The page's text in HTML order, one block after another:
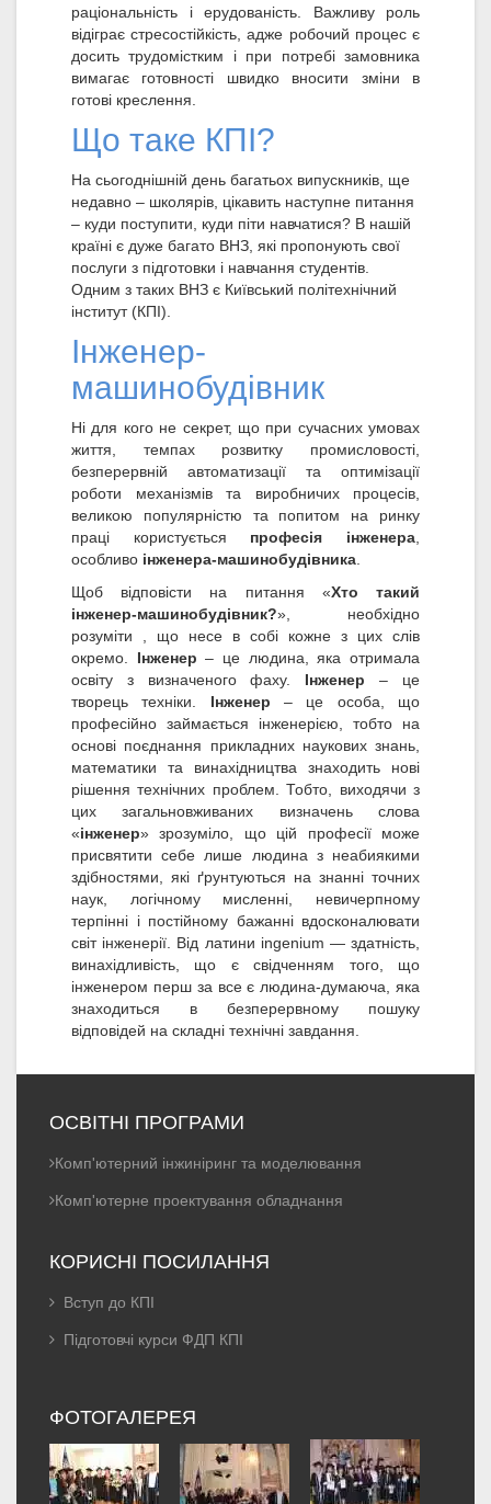
раціональність і ерудованість. Важливу роль
відіграє стресостійкість, адже робочий процес є
досить трудомістким і при потребі замовника
вимагає готовності швидко вносити зміни в
готові креслення.
Що таке КПІ?
На сьогоднішній день багатьох випускників, ще
недавно – школярів, цікавить наступне питання
– куди поступити, куди піти навчатися? В нашій
країні є дуже багато ВНЗ, які пропонують свої
послуги з підготовки і навчання студентів.
Одним з таких ВНЗ є Київський політехнічний
інститут (КПІ).
Інженер-
машинобудівник
Ні для кого не секрет, що при сучасних умовах
життя, темпах розвитку промисловості,
безперервній автоматизації та оптимізації
роботи механізмів та виробничих процесів,
великою популярністю та попитом на ринку
праці користується професія інженера
особливо інженера-машинобудівника
Щоб відповісти на питання «Хто такий
інженер-машинобудівник?», необхідно
розуміти , що несе в собі кожне з цих слів
окремо. Інженер – це людина, яка отримала
освіту з визначеного фаху. Інженер – це
творець техніки. Інженер – це особа, що
професійно займається інженерією, тобто на
основі поєднання прикладних наукових знань,
математики та винахідництва знаходить нові
рішення технічних проблем. Тобто, виходячи з
цих загальновживаних визначень слова
«інженер» зрозуміло, що цій професії може
присвятити себе лише людина з неабиякими
здібностями, які ґрунтуються на знанні точних
наук, логічному мисленні, невичерпному
терпінні і постійному бажанні вдосконалювати
світ інженерії. Від латини ingenium — здатність,
винахідливість, що є свідченням того, що
інженером перш за все є людина-думаюча, яка
знаходиться в безперервному пошуку
відповідей на складні технічні завдання.
ОСВІТНІ ПРОГРАМИ
Комп'ютерний інжиніринг та моделювання
Комп'ютерне проектування обладнання
КОРИСНІ ПОСИЛАННЯ
Вступ до КПІ
Підготовчі курси ФДП КПІ
ФОТОГАЛЕРЕЯ